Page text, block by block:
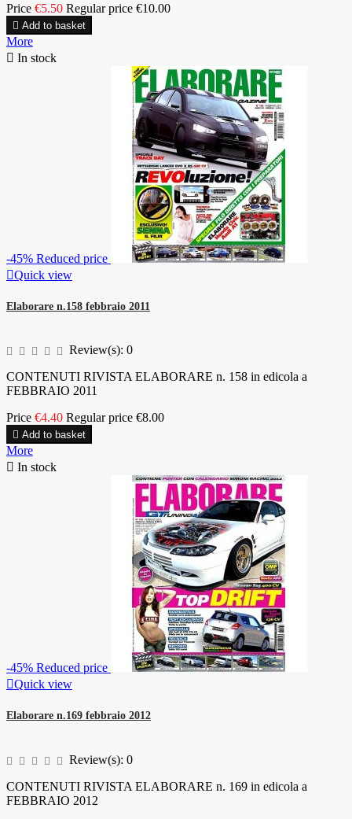
Price €5.50 Regular price €10.00
 Add to basket
More
 In stock
-45% Reduced price
Quick view
Elaborare n.158 febbraio 2011
Review(s): 0
CONTENUTI RIVISTA ELABORARE n. 158 in edicola a
FEBBRAIO 2011
Price €4.40 Regular price €8.00
 Add to basket
More
 In stock
-45% Reduced price
Quick view
Elaborare n.169 febbraio 2012
Review(s): 0
CONTENUTI RIVISTA ELABORARE n. 169 in edicola a
FEBBRAIO 2012